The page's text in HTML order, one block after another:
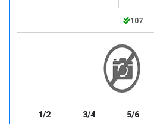
107
1/2 3/4 5/6